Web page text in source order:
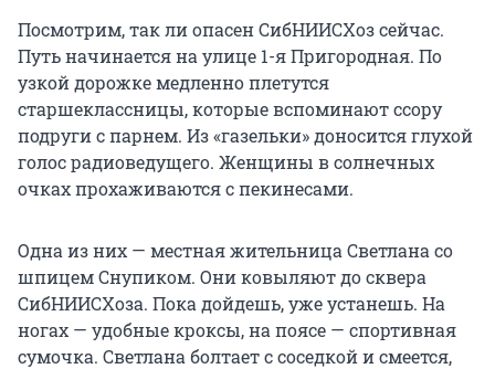
Посмотрим, так ли опасен СибНИИСХоз сейчас.
Путь начинается на улице 1-я Пригородная. По
узкой дорожке медленно плетутся
старшеклассницы, которые вспоминают ссору
подруги с парнем. Из «газельки» доносится глухой
голос радиоведущего. Женщины в солнечных
очках прохаживаются с пекинесами.
Одна из них — местная жительница Светлана со
шпицем Снупиком. Они ковыляют до сквера
СибНИИСХоза. Пока дойдешь, уже устанешь. На
ногах — удобные кроксы, на поясе — спортивная
сумочка. Светлана болтает с соседкой и смеется,